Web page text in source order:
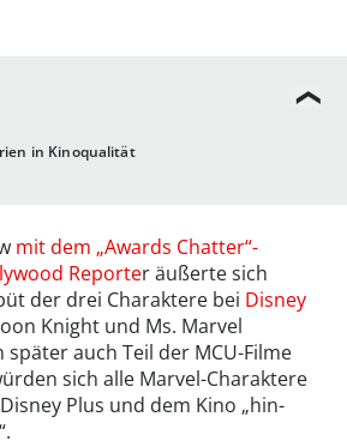
in Kinoqualität
mit dem „Awards Chatter“-
Reporter äußerte sich
der drei Charaktere bei Disney
Knight und Ms. Marvel
auch Teil der MCU-Filme
sich alle Marvel-Charaktere
Plus und dem Kino „hin-